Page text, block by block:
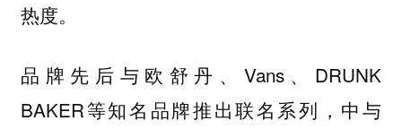
热度。
品牌先后与欧舒丹、Vans、DRUNK
BAKER等知名品牌推出联名系列，中与